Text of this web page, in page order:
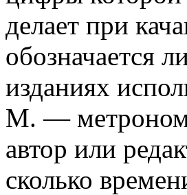
делает при
обозначается
изданиях
М. — метроном
автор или
сколько